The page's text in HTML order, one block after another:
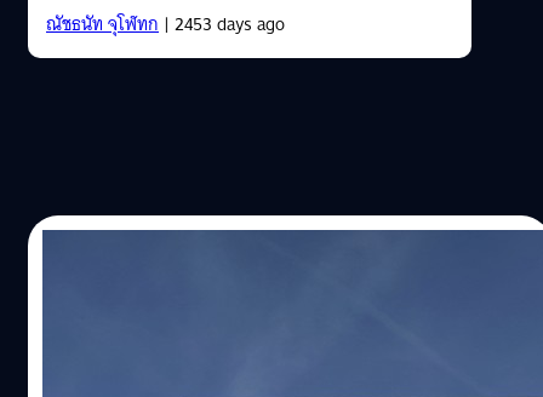
ณัชธนัท จุโฬทก| 2453 days ago